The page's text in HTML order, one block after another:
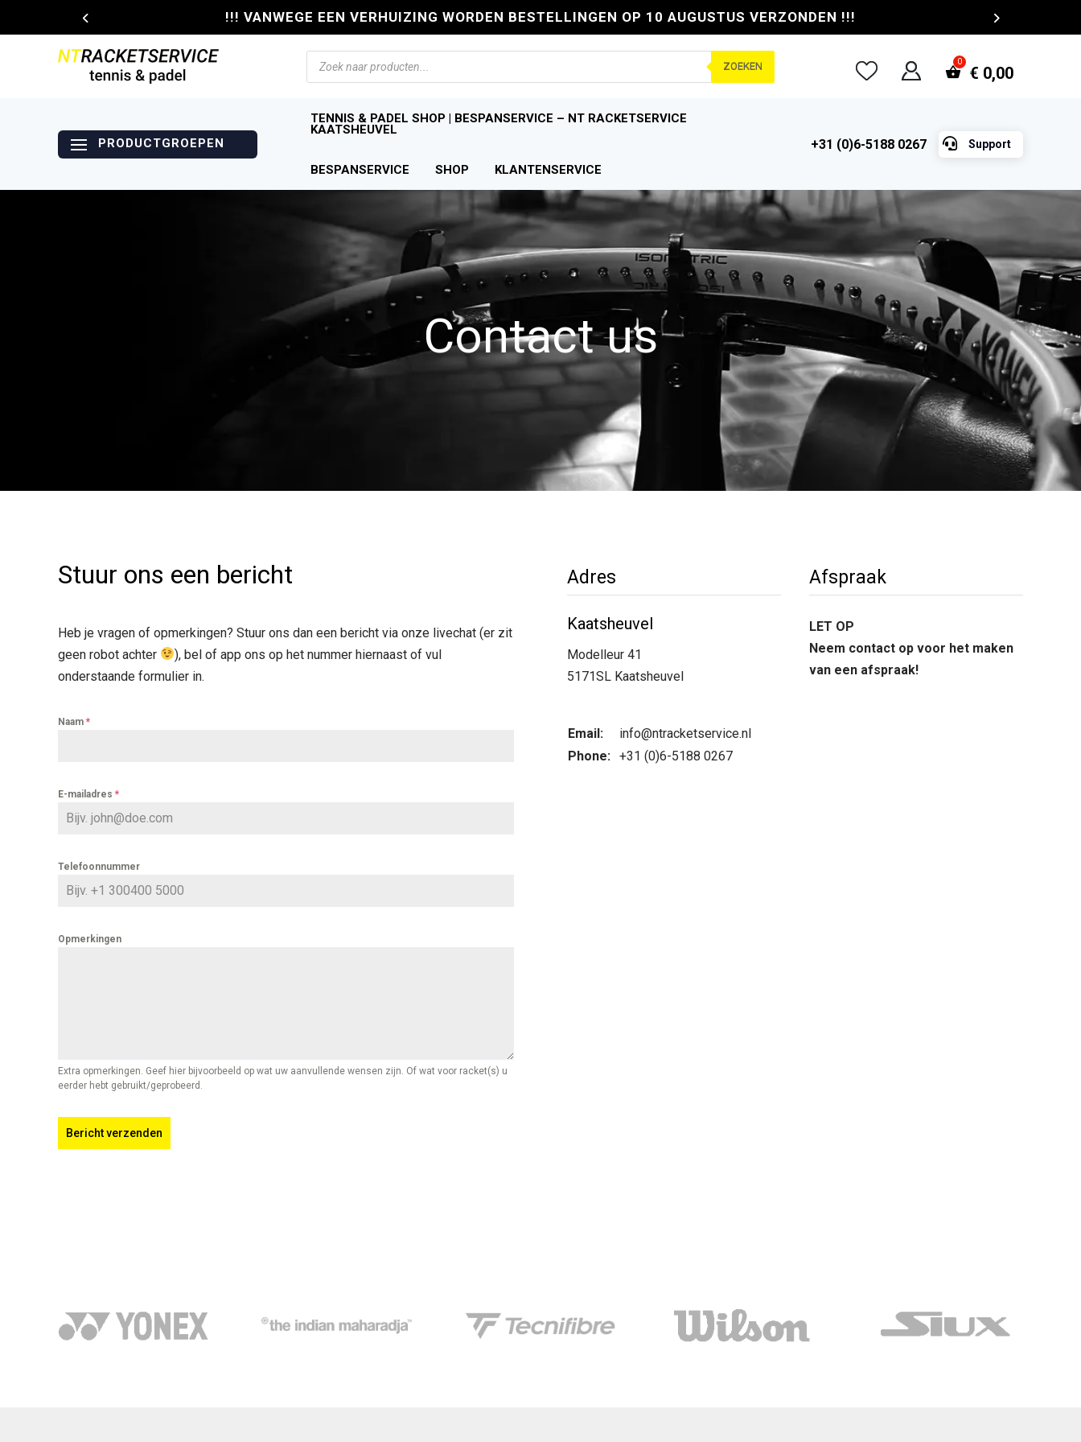
!!! VANWEGE EEN VERHUIZING WORDEN BESTELLINGEN OP 10 AUGUSTUS VERZONDEN !!!
Producten
zoeken
ZOEKEN € 0,00
TENNIS & PADEL SHOP | BESPANSERVICE – NT RACKETSERVICE
KAATSHEUVEL
BESPANSERVICE SHOP KLANTENSERVICE
+31 (0)6-5188 0267  Support
Contact us
Stuur ons een bericht
Heb je vragen of opmerkingen? Stuur ons dan een bericht via onze livechat (er zit
geen robot achter
), bel of app ons op het nummer hiernaast of vul
onderstaande formulier in.
Naam *
E-mailadres *
Telefoonnummer
Opmerkingen
Extra opmerkingen. Geef hier bijvoorbeeld op wat uw aanvullende wensen zijn. Of wat voor racket(s) u
eerder hebt gebruikt/geprobeerd.
Bericht verzenden
Adres
Kaatsheuvel
Modelleur 41
5171SL Kaatsheuvel
Email:
info@ntracketservice.nl
Phone: +31 (0)6-5188 0267
Afspraak
LET OP
Neem contact op voor het maken
van een afspraak!